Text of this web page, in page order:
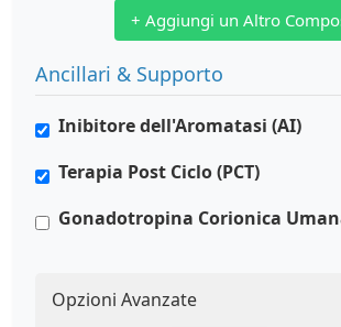
+ Aggiungi un Altro
Ancillari & Supporto
Inibitore dell'Aromatasi (AI)
Terapia Post Ciclo (PCT)
Gonadotropina Corionica
Opzioni Avanzate